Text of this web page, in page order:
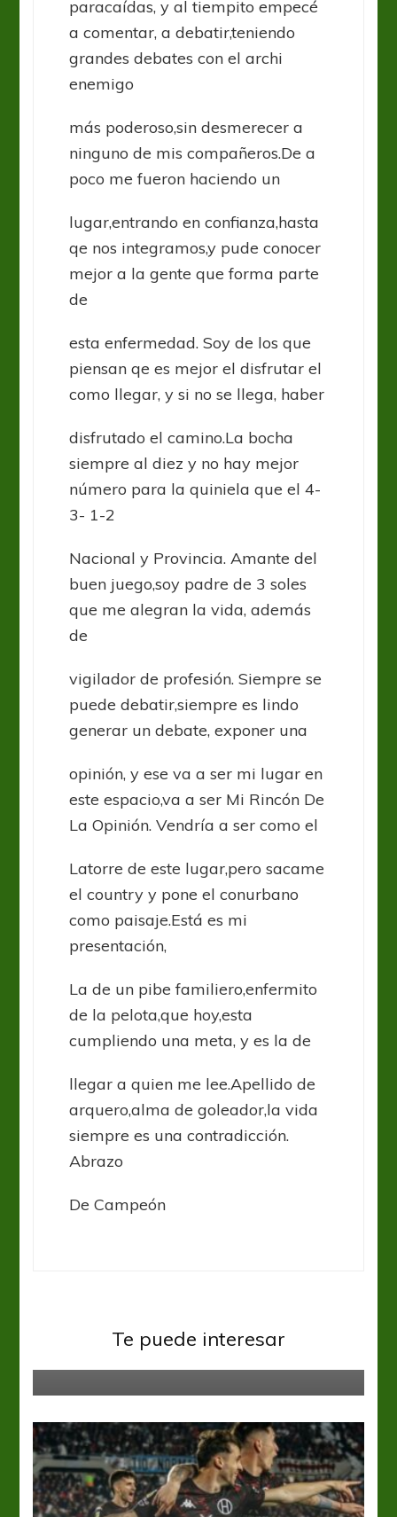
paracaídas, y al tiempito empecé
a comentar, a debatir,teniendo
grandes debates con el archi
enemigo
más poderoso,sin desmerecer a
ninguno de mis compañeros.De a
poco me fueron haciendo un
lugar,entrando en confianza,hasta
qe nos integramos,y pude conocer
mejor a la gente que forma parte
de
esta enfermedad. Soy de los que
piensan qe es mejor el disfrutar el
como llegar, y si no se llega, haber
disfrutado el camino.La bocha
siempre al diez y no hay mejor
número para la quiniela que el 4-
3- 1-2
Nacional y Provincia. Amante del
buen juego,soy padre de 3 soles
que me alegran la vida, además
de
vigilador de profesión. Siempre se
puede debatir,siempre es lindo
generar un debate, exponer una
opinión, y ese va a ser mi lugar en
este espacio,va a ser Mi Rincón De
La Opinión. Vendría a ser como el
Latorre de este lugar,pero sacame
el country y pone el conurbano
como paisaje.Está es mi
presentación,
La de un pibe familiero,enfermito
de la pelota,que hoy,esta
cumpliendo una meta, y es la de
llegar a quien me lee.Apellido de
arquero,alma de goleador,la vida
siempre es una contradicción.
Abrazo
De Campeón
Te puede interesar